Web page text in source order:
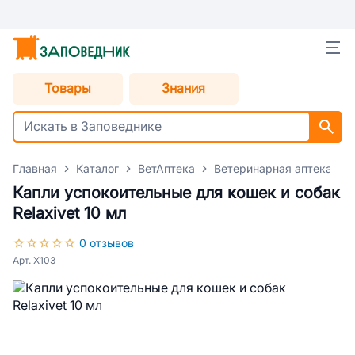
Товары Знания
Главная Каталог ВетАптека Ветеринарная аптека
Капли успокоительные для кошек и собак
Relaxivet 10 мл
0 отзывов
Арт. X103